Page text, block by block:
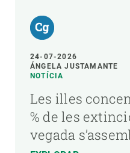
24-07-2026
ÁNGELA JUSTAMANTE
NOTÍCIA
Les illes
% de les
vegada